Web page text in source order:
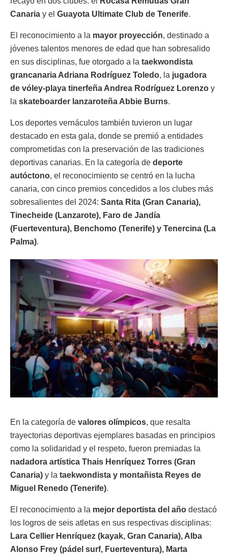
Canaria y el Guayota Ultimate Club de Tenerife.
El reconocimiento a la mayor proyección, destinado a
jóvenes talentos menores de edad que han sobresalido
en sus disciplinas, fue otorgado a la taekwondista
grancanaria Adriana Rodríguez Toledo, la jugadora
de vóley-playa tinerfeña Andrea Rodríguez Lorenzo y
la skateboarder lanzaroteña Abbie Burns.
Los deportes vernáculos también tuvieron un lugar
destacado en esta gala, donde se premió a entidades
comprometidas con la preservación de las tradiciones
deportivas canarias. En la categoría de deporte
autóctono, el reconocimiento se centró en la lucha
canaria, con cinco premios concedidos a los clubes más
sobresalientes del 2024: Santa Rita (Gran Canaria),
Tinecheide (Lanzarote), Faro de Jandía
(Fuerteventura), Benchomo (Tenerife) y Tenercina (La
Palma).
En la categoría de valores olímpicos, que resalta
trayectorias deportivas ejemplares basadas en principios
como la solidaridad y el respeto, fueron premiadas la
nadadora artística Thais Henríquez Torres (Gran
Canaria) y la taekwondista y montañista Reyes de
Miguel Renedo (Tenerife).
El reconocimiento a la mejor deportista del año destacó
los logros de seis atletas en sus respectivas disciplinas:
Lara Cellier Henríquez (kayak, Gran Canaria), Alba
Alonso Frey (pádel surf, Fuerteventura), Marta